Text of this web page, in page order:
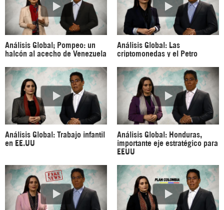
Análisis Global; Pompeo: un
halcón al acecho de Venezuela
Análisis Global: Las
criptomonedas y el Petro
Análisis Global: Trabajo infantil
en EE.UU
Análisis Global: Honduras,
importante eje estratégico para
EEUU